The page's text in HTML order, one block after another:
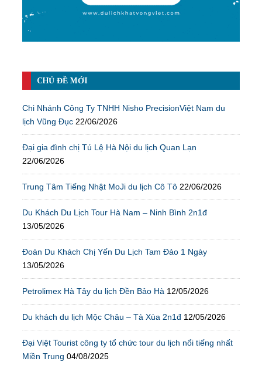
CHỦ ĐỀ MỚI
Chi Nhánh Công Ty TNHH Nisho PrecisionViệt Nam du
lịch Vũng Đục 22/06/2026
Đại gia đình chị Tú Lệ Hà Nội du lịch Quan Lạn
22/06/2026
Trung Tâm Tiếng Nhật MoJi du lịch Cô Tô 22/06/2026
Du Khách Du Lịch Tour Hà Nam – Ninh Bình 2n1đ
13/05/2026
Đoàn Du Khách Chị Yến Du Lịch Tam Đảo 1 Ngày
13/05/2026
Petrolimex Hà Tây du lịch Đền Bảo Hà 12/05/2026
Du khách du lịch Mộc Châu – Tà Xùa 2n1đ 12/05/2026
Đại Việt Tourist công ty tổ chức tour du lịch nổi tiếng nhất
Miền Trung 04/08/2025